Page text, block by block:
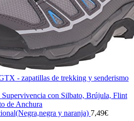
- zapatillas de trekking y senderismo
Supervivencia con Silbato, Brújula, Flint
de Anchura
y naranja) 7,49€